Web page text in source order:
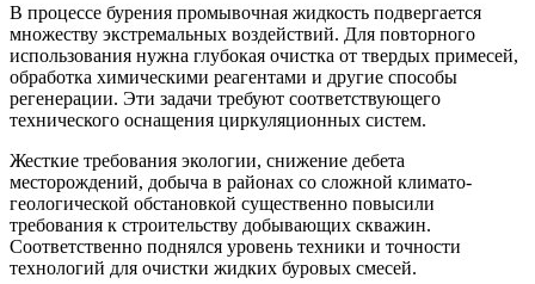
В процессе бурения промывочная жидкость подвергается
множеству экстремальных воздействий. Для повторного
использования нужна глубокая очистка от твердых примесей,
обработка химическими реагентами и другие способы
регенерации. Эти задачи требуют соответствующего
технического оснащения циркуляционных систем.
Жесткие требования экологии, снижение дебета
месторождений, добыча в районах со сложной климато-
геологической обстановкой существенно повысили
требования к строительству добывающих скважин.
Соответственно поднялся уровень техники и точности
технологий для очистки жидких буровых смесей.